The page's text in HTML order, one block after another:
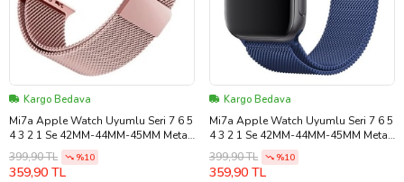
Kargo Bedava
Mi7a Apple Watch Uyumlu Seri 7 6 5
4 3 2 1 Se 42MM-44MM-45MM Metal
Hasır Milano Kordon Kayış Mıknatıslı
399,90 TL %10
359,90 TL
Kargo Bedava
Mi7a Apple Watch Uyumlu Seri 7 6 5
4 3 2 1 Se 42MM-44MM-45MM Metal
Hasır Milano Kordon Kayış Mıknatıslı
399,90 TL %10
359,90 TL